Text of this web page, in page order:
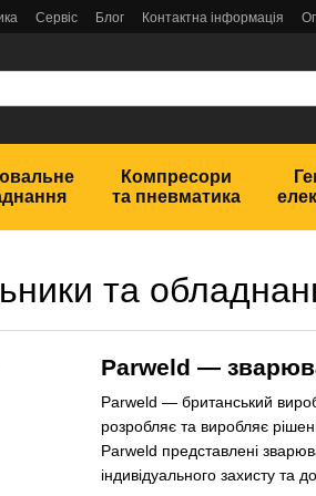
Сервіс Блог Контактна інформація
Компресори
та пневматика
та
Parweld —
Parweld — британський
розробляє та виробляє
Parweld представлені
індивідуального захисту та